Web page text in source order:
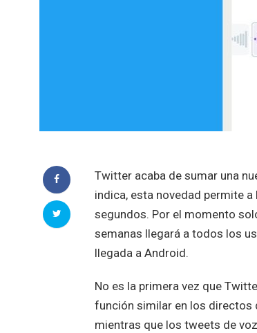
Twitter acaba de sumar una
indica, esta novedad permite
segundos. Por el momento
semanas llegará a todos los
llegada a Android.
No es la primera vez que
función similar en los directos
mientras que los tweets de